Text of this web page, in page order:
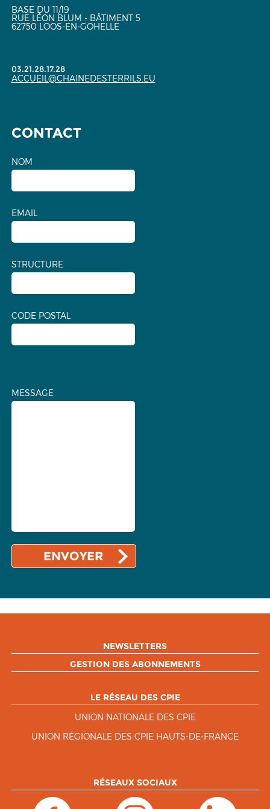
BASE DU 11/19
RUE LÉON BLUM - BÂTIMENT 5
62750 LOOS-EN-GOHELLE
03.21.28.17.28
ACCUEIL@CHAINEDESTERRILS.EU
CONTACT
NOM
EMAIL
STRUCTURE
CODE POSTAL
MESSAGE
NEWSLETTERS
GESTION DES ABONNEMENTS
LE RÉSEAU DES CPIE
UNION NATIONALE DES CPIE
UNION RÉGIONALE DES CPIE HAUTS-DE-FRANCE
RÉSEAUX SOCIAUX